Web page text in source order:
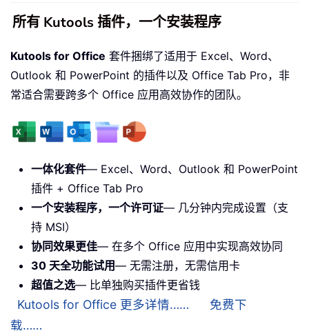
所有 Kutools 插件，一个安装程序
Kutools for Office 套件捆绑了适用于 Excel、Word、
Outlook 和 PowerPoint 的插件以及 Office Tab Pro，非
常适合需要跨多个 Office 应用高效协作的团队。
一体化套件— Excel、Word、Outlook 和 PowerPoint
插件 + Office Tab Pro
一个安装程序，一个许可证— 几分钟内完成设置（支
持 MSI）
协同效果更佳— 在多个 Office 应用中实现高效协同
30 天全功能试用— 无需注册，无需信用卡
超值之选— 比单独购买插件更省钱
Kutools for Office 更多详情……
免费下
载……